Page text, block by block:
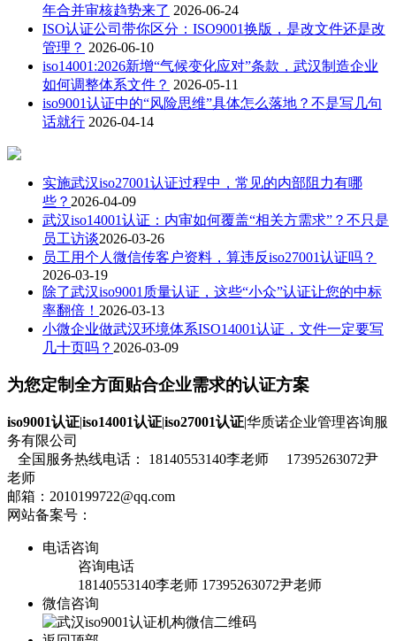
年合并审核趋势来了 2026-06-24
ISO认证公司带你区分：ISO9001换版，是改文件还是改
管理？ 2026-06-10
iso14001:2026新增“气候变化应对”条款，武汉制造企业
如何调整体系文件？ 2026-05-11
iso9001认证中的“风险思维”具体怎么落地？不是写几句
话就行 2026-04-14
实施武汉iso27001认证过程中，常见的内部阻力有哪
些？ 2026-04-09
武汉iso14001认证：内审如何覆盖“相关方需求”？不只是
员工访谈2026-03-26
员工用个人微信传客户资料，算违反iso27001认证吗？
2026-03-19
除了武汉iso9001质量认证，这些“小众”认证让您的中标
率翻倍！ 2026-03-13
小微企业做武汉环境体系ISO14001认证，文件一定要写
几十页吗？ 2026-03-09
为您定制全方面贴合企业需求的认证方案
iso9001认证|iso14001认证|iso27001认证|华质诺企业管理咨询服
务有限公司
全国服务热线电话： 18140553140李老师 17395263072尹
老师
邮箱：2010199722@qq.com
网站备案号：
电话咨询
咨询电话
18140553140李老师 17395263072尹老师
微信咨询